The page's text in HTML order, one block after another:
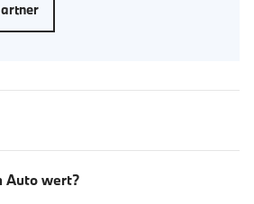
Auto wert?